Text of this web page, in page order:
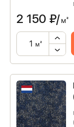
2 150 ₽/м²
м²